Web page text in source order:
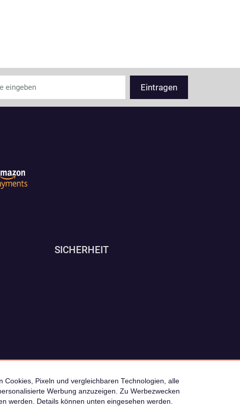
SICHERHEIT
© 2026 camping4you
Cookies, Pixeln und vergleichbaren Technologien, alle
Werbung anzuzeigen. Zu Werbezwecken
werden. Details können unten eingesehen werden.